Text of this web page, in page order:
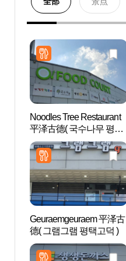
Noodles Tree Restaurant
平泽古德( 국수나무 평택
고덕 )
Geuraemgeuraem 平泽古
德( 그램그램 평택고덕 )